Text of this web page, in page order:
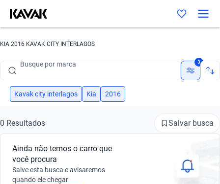
KIA 2016 KAVAK CITY INTERLAGOS
Busque por modelo
Busque por versão
Busque por marca
Busque por modelo
Busque por versão
3
Kavak city interlagos Kia 2016
0 Resultados Salvar busca
Ainda não temos o carro que
você procura
Salve esta busca e avisaremos
quando ele chegar